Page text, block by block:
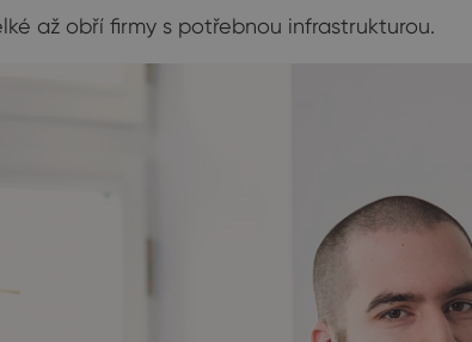
až obří firmy s potřebnou infrastrukturou.